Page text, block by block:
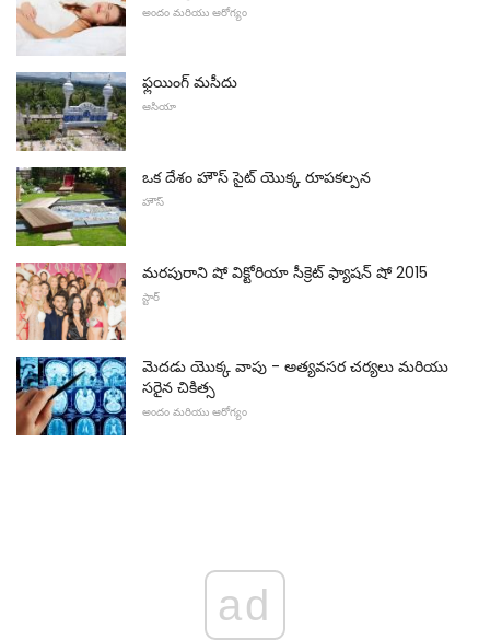
అందం మరియు ఆరోగ్యం
ఫ్లయింగ్ మసీదు
ఆసియా
ఒక దేశం హౌస్ సైట్ యొక్క రూపకల్పన
హౌస్
మరపురాని షో విక్టోరియా సీక్రెట్ ఫ్యాషన్ షో 2015
స్టార్
మెదడు యొక్క వాపు - అత్యవసర చర్యలు మరియు
సరైన చికిత్స
అందం మరియు ఆరోగ్యం
ad